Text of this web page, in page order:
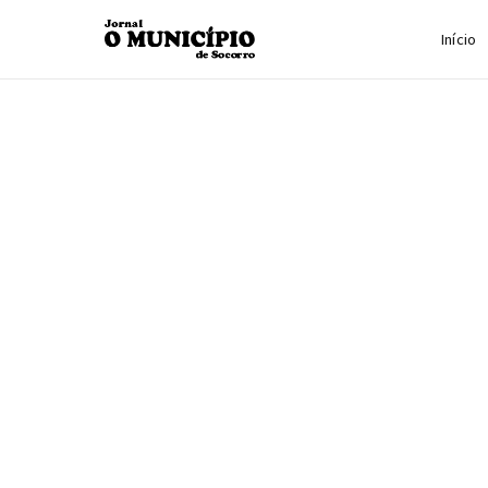
Início